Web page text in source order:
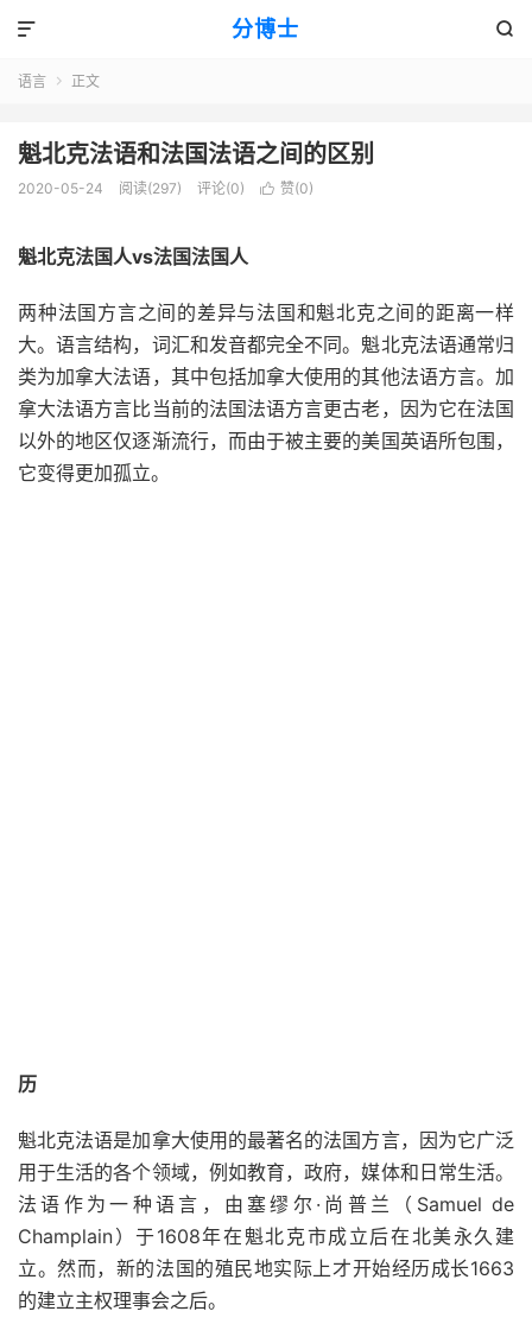
分博士 

语言  正文
魁北克法语和法国法语之间的区别
2020-05-24 阅读(297) 评论(0)  赞(0)
魁北克法国人vs法国法国人
两种法国方言之间的差异与法国和魁北克之间的距离一样
大。语言结构，词汇和发音都完全不同。魁北克法语通常归
类为加拿大法语，其中包括加拿大使用的其他法语方言。加
拿大法语方言比当前的法国法语方言更古老，因为它在法国
以外的地区仅逐渐流行，而由于被主要的美国英语所包围，
它变得更加孤立。
历
魁北克法语是加拿大使用的最著名的法国方言，因为它广泛
用于生活的各个领域，例如教育，政府，媒体和日常生活。
法语作为一种语言，由塞缪尔·尚普兰（Samuel de
Champlain）于1608年在魁北克市成立后在北美永久建
立。然而，新的法国的殖民地实际上才开始经历成长1663
的建立主权理事会之后。